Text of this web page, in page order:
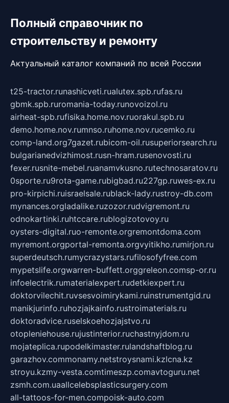
Полный справочник по
строительству и ремонту
Актуальный каталог компаний по всей России
t25-tractor.runashicveti.rualutex.spb.rufas.ru
gbmk.spb.ruromania-today.runovoizol.ru
airheat-spb.rufisika.home.nov.ruorakul.spb.ru
demo.home.nov.rumnso.ruhome.nov.rucemko.ru
comp-land.org7gazet.rubicom-oil.rusuperiorsearch.ru
bulgarianedvizhimost.rusn-hram.rusenovosti.ru
fexer.rusnite-mebel.ruanamvkusno.rutechnosaratov.ru
0sporte.ru9rota-game.rubigbad.ru227gp.ruwes-ex.ru
pro-kirpichi.ruisraelsale.rublack-lady.rustroy-db.com
mynances.orgladalike.ruzozor.rudvigremont.ru
odnokartinki.ruhtccare.rublogizotovoy.ru
oysters-digital.ruo-remonte.orgremontdoma.com
myremont.orgportal-remonta.orgvyitikho.rumirjon.ru
superdeutsch.rumycrazystars.rufilosofyfree.com
mypetslife.orgwarren-buffett.orggreleon.comsp-or.ru
infoelectrik.rumaterialexpert.rudetkiexpert.ru
doktorvilechit.ruvsesvoimirykami.ruinstrumentgid.ru
manikjurinfo.ruhozjajkainfo.rustroimaterials.ru
doktoradvice.ruselskoehozjajstvo.ru
otopleniehouse.rujustinterior.ruchastnyjdom.ru
mojateplica.rupodelkimaster.rulandshaftblog.ru
garazhov.commonamy.netstroysnami.kzlcna.kz
stroyu.kzmy-vesta.comtimeszp.comavtoguru.net
zsmh.com.uaallcelebsplasticsurgery.com
all-tattoos-for-men.compoisk-auto.com